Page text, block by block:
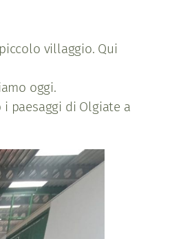
villaggio. Qui
oggi.
paesaggi di Olgiate a